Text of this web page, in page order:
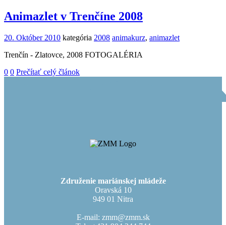
Animazlet v Trenčíne 2008
20. Október 2010 kategória 2008 animakurz, animazlet
Trenčín - Zlatovce, 2008 FOTOGALÉRIA
0 0 Prečítať celý článok
Združenie mariánskej mládeže
Oravská 10
949 01 Nitra
E-mail: zmm@zmm.sk